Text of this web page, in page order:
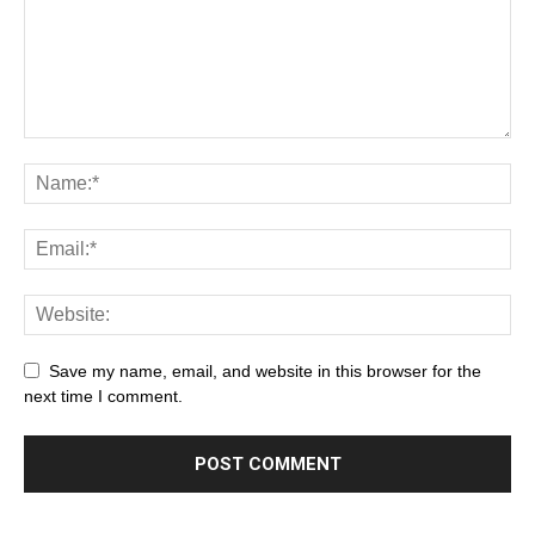
Save my name, email, and website in this browser for the
next time I comment.